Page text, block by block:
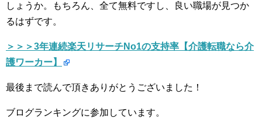
しょうか。もちろん、全て無料ですし、良い職場が見つか
るはずです。
＞＞＞3年連続楽天リサーチNo1の支持率【介護転職なら介
護ワーカー】
最後まで読んで頂きありがとうございました！
ブログランキングに参加しています。